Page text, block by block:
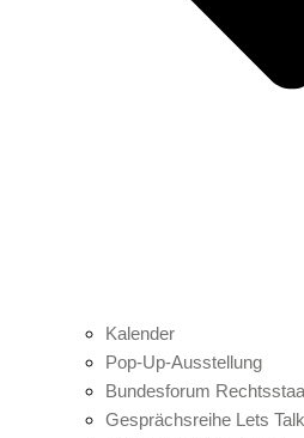
Kalender
Pop-Up-Ausstellung
Bundesforum
Gesprächsreihe Lets